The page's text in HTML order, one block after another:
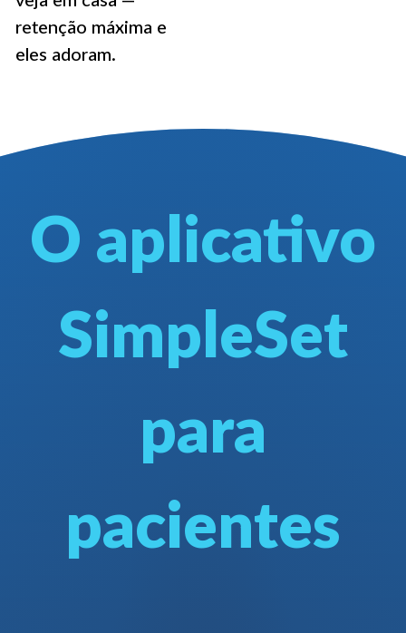
retenção máxima e
eles adoram.
O aplicativo
SimpleSet
para
pacientes